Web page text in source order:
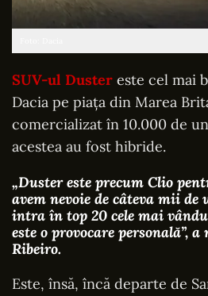
SUV-ul Duster este cel mai
Dacia pe piața din Marea
comercializat în 10.000 de
acestea au fost hibride.
„Duster este precum Clio
avem nevoie de câteva mii
intra în top 20 cele mai
este o provocare personală”, a
Ribeiro.
Este, însă, încă departe de